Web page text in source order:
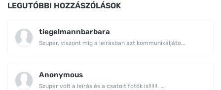
LEGUTÓBBI HOZZÁSZÓLÁSOK
tiegelmannbarbara
Szuper, viszont míg a leírásban azt kommunikáljáto...
Anonymous
Szuper volt a leírás és a csatolt fotók is!!!!!!. ...